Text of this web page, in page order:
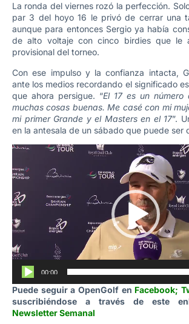
La ronda del viernes rozó la perfección.
par 3 del hoyo 16 le privó de cerrar una
aunque para entonces Sergio ya había
de alto voltaje con cinco birdies que le
provisional del torneo.
Con ese impulso y la confianza intacta,
ante los medios recordando el significado
que ahora persigue. “El 17 es un
muchas cosas buenas. Me casé con mi
mi primer Grande y el Masters en el 17”.
en la antesala de un sábado que puede ser
Reproductor
vídeo
00:00
Puede seguir a OpenGolf en Facebook;
suscribiéndose a través de este
Newsletter Semanal